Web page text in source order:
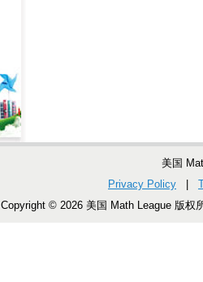
美国
Privacy Policy
Copyright © 2026 美国 Math League 版